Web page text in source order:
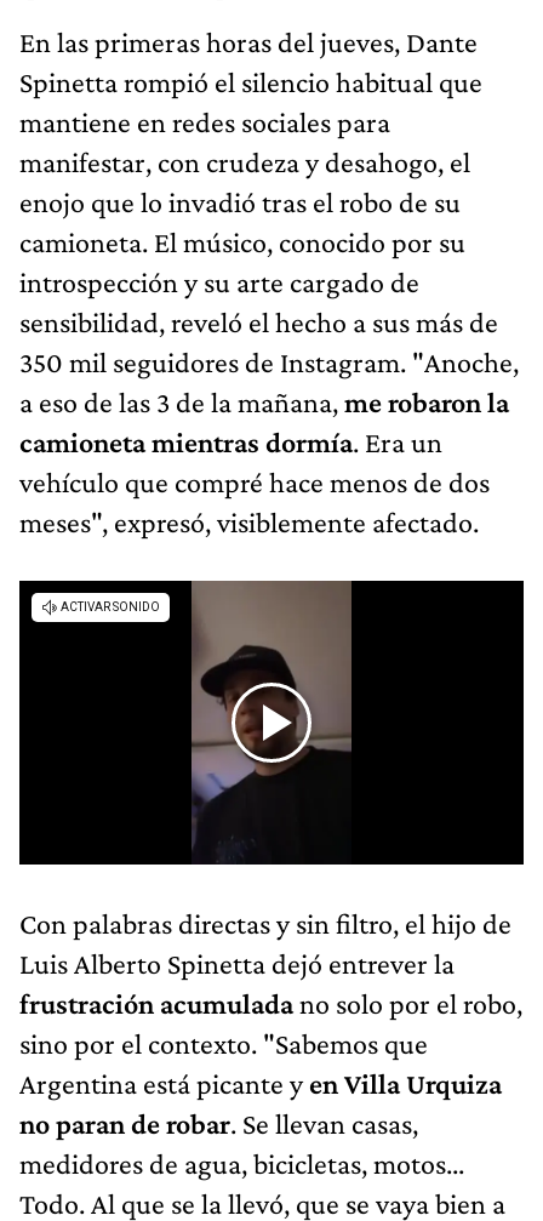
En las primeras horas del jueves, Dante
Spinetta rompió el silencio habitual que
mantiene en redes sociales para
manifestar, con crudeza y desahogo, el
enojo que lo invadió tras el robo de su
camioneta. El músico, conocido por su
introspección y su arte cargado de
sensibilidad, reveló el hecho a sus más de
350 mil seguidores de Instagram. "Anoche,
a eso de las 3 de la mañana,me robaron la
camioneta mientras dormía. Era un
vehículo que compré hace menos de dos
meses", expresó, visiblemente afectado.
Con palabras directas y sin filtro, el hijo de
Luis Alberto Spinetta dejó entrever la
frustración acumuladano solo por el robo,
sino por el contexto. "Sabemos que
Argentina está picante yen Villa Urquiza
no paran de robar. Se llevan casas,
medidores de agua, bicicletas, motos...
Todo. Al que se la llevó, que se vaya bien a